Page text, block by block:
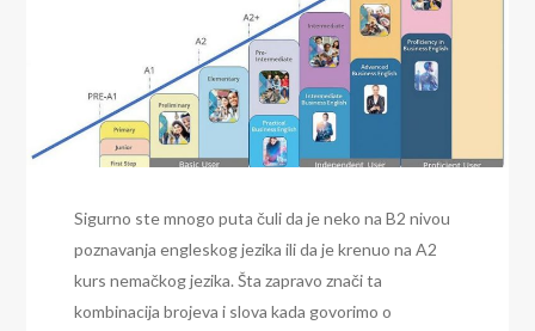
Sigurno ste mnogo puta čuli da je neko na B2 nivou
poznavanja engleskog jezika ili da je krenuo na A2
kurs nemačkog jezika. Šta zapravo znači ta
kombinacija brojeva i slova kada govorimo o